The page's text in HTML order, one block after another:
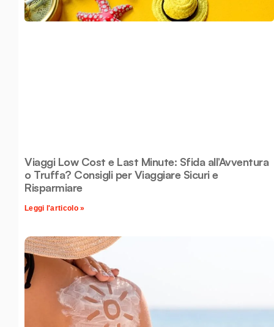
Viaggi Low Cost e Last Minute: Sfida all’Avventura
o Truffa? Consigli per Viaggiare Sicuri e
Risparmiare
Leggi l'articolo »